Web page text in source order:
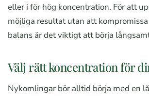
eller i för hög koncentration. För att
möjliga resultat utan att
balans är det viktigt att börja
Välj rätt koncentration för
Nykomlingar bör alltid börja med en